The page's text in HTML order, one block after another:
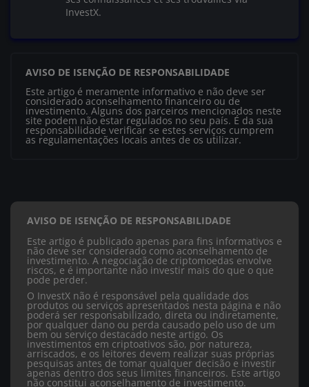
InvestX.
AVISO DE ISENÇÃO DE RESPONSABILIDADE
Este artigo é meramente informativo e não deve ser
considerado aconselhamento financeiro ou de
investimento. Alguns dos parceiros mencionados neste
site podem não estar regulados no seu país. É da sua
responsabilidade verificar se estes serviços cumprem
as regulamentações locais antes de os utilizar.
AVISO DE ISENÇÃO DE RESPONSABILIDADE
Este artigo é publicado apenas para fins informativos e
não deve ser considerado como aconselhamento de
investimento. A negociação de criptomoedas envolve
riscos, e é importante não investir mais do que o que
pode perder.
O InvestX não é responsável pela qualidade dos
produtos ou serviços apresentados nesta página e não
poderá ser responsabilizado, direta ou indiretamente,
por qualquer dano ou perda causado pelo uso de um
bem ou serviço destacado neste artigo. Os
investimentos em criptoativos são, por natureza,
arriscados, e os leitores devem realizar suas próprias
pesquisas antes de tomar qualquer decisão e investir
apenas dentro dos seus limites financeiros. Este artigo
não constitui aconselhamento de investimento.